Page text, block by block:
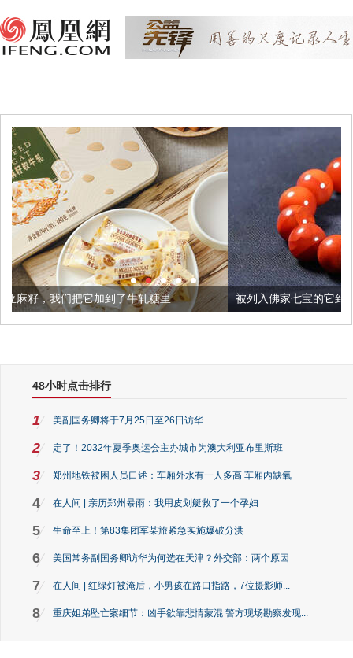
到了牛轧糖里 被列入佛家七宝的它到底有多美？
48小时点击排行
1 美副国务卿将于7月25日至26日访华
2 定了！2032年夏季奥运会主办城市为澳大利亚布里斯班
3 郑州地铁被困人员口述：车厢外水有一人多高 车厢内缺氧
4 在人间 | 亲历郑州暴雨：我用皮划艇救了一个孕妇
5 生命至上！第83集团军某旅紧急实施爆破分洪
6 美国常务副国务卿访华为何选在天津？外交部：两个原因
7 在人间 | 红绿灯被淹后，小男孩在路口指路，7位摄影师...
8 重庆姐弟坠亡案细节：凶手欲靠悲情蒙混 警方现场勘察发现...